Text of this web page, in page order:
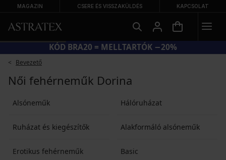
MAGAZIN CSERE ÉS VISSZAKÜLDÉS KAPCSOLAT
KÓD BRA20 = MELLTARTÓK −20%
Bevezető
Női fehérneműk Dorina
Alsóneműk Hálóruházat
Ruházat és kiegészítők Alakformáló alsóneműk
Erotikus fehérneműk Basic